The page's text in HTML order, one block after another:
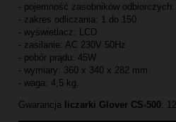
- pojemność zasobników
- zakres odliczania: 1 do 150
- wyświetlacz: LCD
- zasilanie: AC 230V 50Hz
- pobór prądu: 45W
- wymiary: 360 x 340 x 282 mm.
- waga: 4,5 kg.
Gwarancja liczarki Glover CS-500: